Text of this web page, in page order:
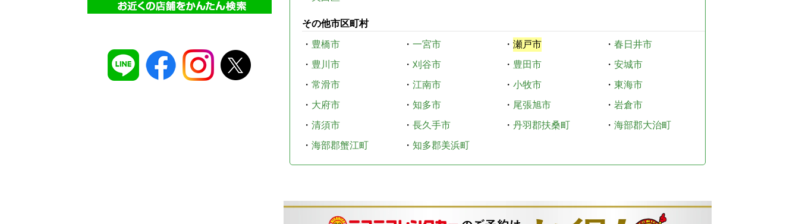
その他市区町村
・ 豊橋市 ・ 一宮市 ・ 瀬戸市 ・ 春日井市
・ 豊川市 ・ 刈谷市 ・ 豊田市 ・ 安城市
・ 常滑市 ・ 江南市 ・ 小牧市 ・ 東海市
・ 大府市 ・ 知多市 ・ 尾張旭市 ・ 岩倉市
・ 清須市 ・ 長久手市 ・ 丹羽郡扶桑町 ・ 海部郡大治町
・ 海部郡蟹江町 ・ 知多郡美浜町